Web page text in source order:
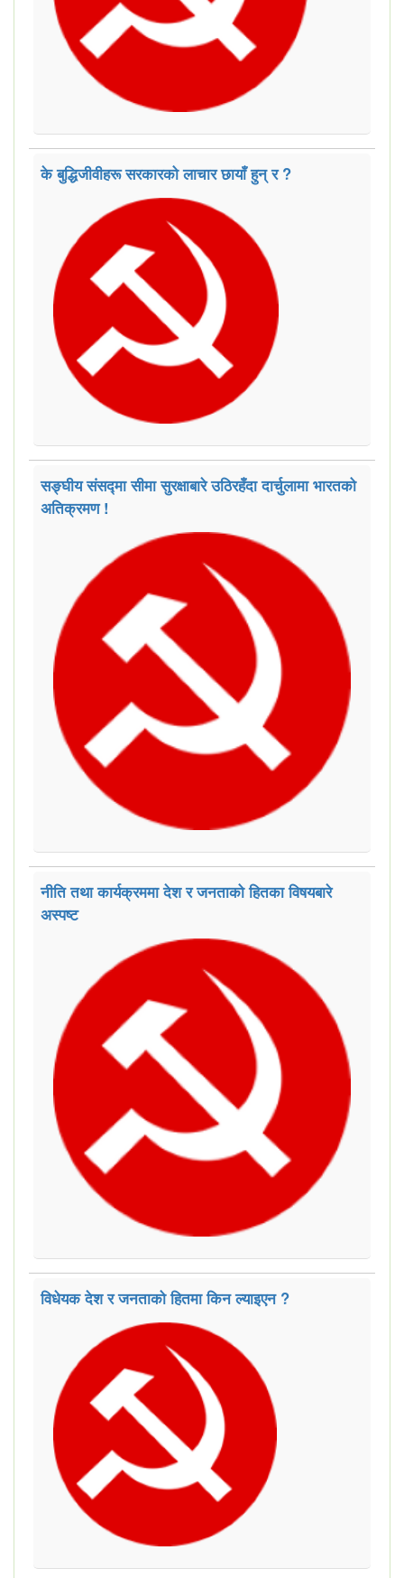
के बुद्धिजीवीहरू सरकारको लाचार छायाँ हुन् र ?
सङ्घीय संसद्मा सीमा सुरक्षाबारे उठिरहँदा दार्चुलामा भारतको
अतिक्रमण !
नीति तथा कार्यक्रममा देश र जनताको हितका विषयबारे
अस्पष्ट
विधेयक देश र जनताको हितमा किन ल्याइएन ?